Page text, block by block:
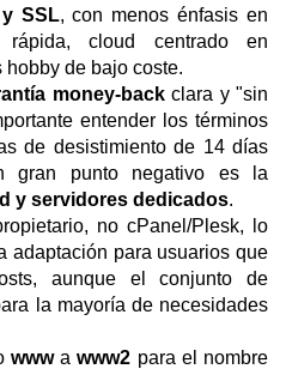
SSL, con menos énfasis en
cloud centrado en
de bajo coste.
money-backclara y "sin
entender los términos
de desistimiento de 14 días
gran punto negativo es la
y servidores dedicados.
no cPanel/Plesk, lo
adaptación para usuarios que
aunque el conjunto de
la mayoría de necesidades
wwwawww2 para el nombre